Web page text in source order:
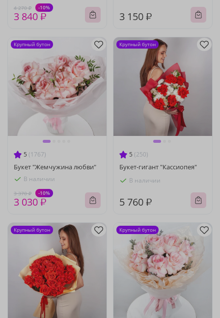
4 270 ₽ -10%
3 840 ₽ 3 150 ₽
5 (1767)
Букет "Жемчужина любви"
В наличии
3 370 ₽ -10%
3 030 ₽
Крупный бутон
5 (250)
Букет-гигант "Кассиопея"
В наличии
5 760 ₽
Крупный бутон
Крупный бутон Крупный бутон